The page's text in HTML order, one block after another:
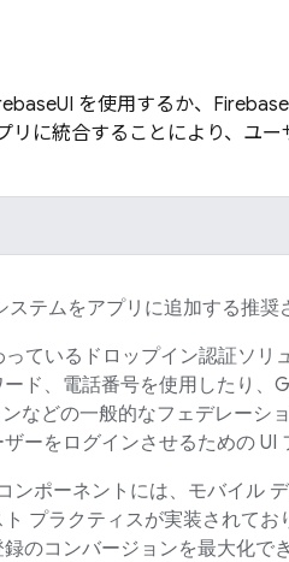
を使用するか、
リに統合することにより、ユー
テムをアプリに追加する推奨
っているドロップイン認証ソリ
ド、電話番号を使用したり、
などの一般的なフェデレーシ
ーをログインさせるための UI
ンポーネントには、モバイル
ト プラクティスが実装されて
のコンバージョンを最大化で